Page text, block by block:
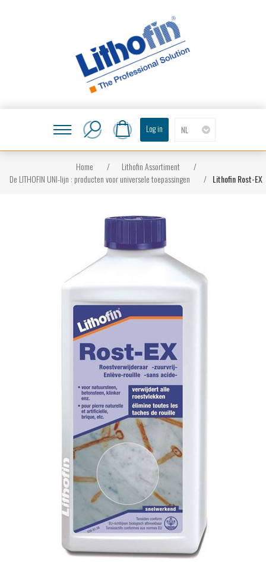
NL
Log in
Home / Lithofin Assortiment
/
De LITHOFIN UNI-lijn : producten voor universele toepassingen
/ Lithofin Rost-EX